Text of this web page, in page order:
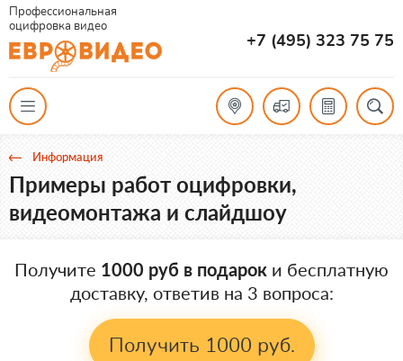
Профессиональная
оцифровка видео
+7 (495) 323 75 75
Информация
Примеры работ оцифровки,
видеомонтажа и слайдшоу
Получите 1000 руб в подарок и бесплатную
доставку, ответив на 3 вопроса:
Получить 1000 руб.